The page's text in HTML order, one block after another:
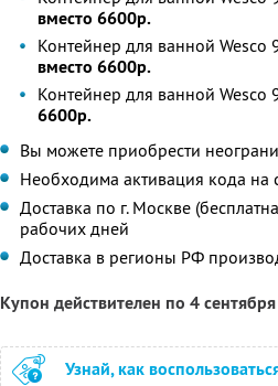
вместо 6600р.
Контейнер для ванной Wesco
вместо 6600р.
Контейнер для ванной Wesco
6600р.
Вы можете приобрести
Необходима активация кода на
Доставка по г. Москве
рабочих дней
Доставка в регионы РФ
Купон действителен по 4
Узнай, как